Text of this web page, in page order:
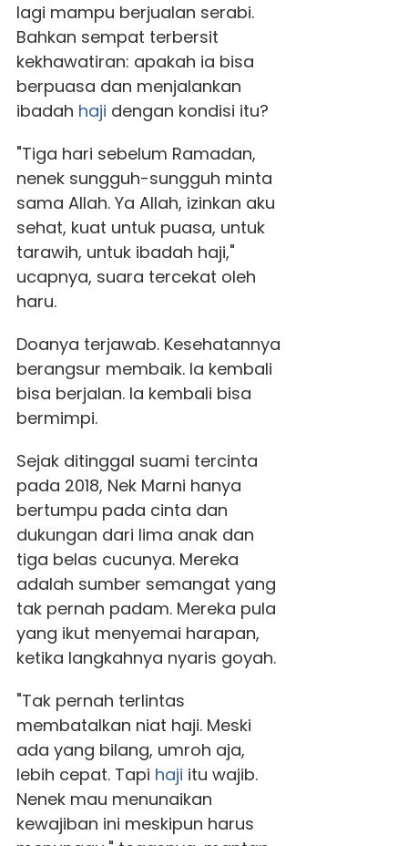
lagi mampu berjualan serabi.
Bahkan sempat terbersit
kekhawatiran: apakah ia bisa
berpuasa dan menjalankan
ibadah haji dengan kondisi itu?
"Tiga hari sebelum Ramadan,
nenek sungguh-sungguh minta
sama Allah. Ya Allah, izinkan aku
sehat, kuat untuk puasa, untuk
tarawih, untuk ibadah haji,"
ucapnya, suara tercekat oleh
haru.
Doanya terjawab. Kesehatannya
berangsur membaik. Ia kembali
bisa berjalan. Ia kembali bisa
bermimpi.
Sejak ditinggal suami tercinta
pada 2018, Nek Marni hanya
bertumpu pada cinta dan
dukungan dari lima anak dan
tiga belas cucunya. Mereka
adalah sumber semangat yang
tak pernah padam. Mereka pula
yang ikut menyemai harapan,
ketika langkahnya nyaris goyah.
"Tak pernah terlintas
membatalkan niat haji. Meski
ada yang bilang, umroh aja,
lebih cepat. Tapi haji itu wajib.
Nenek mau menunaikan
kewajiban ini meskipun harus